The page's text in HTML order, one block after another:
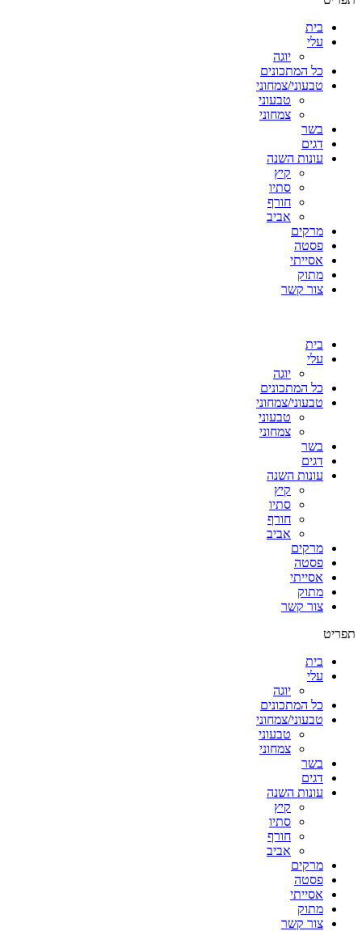
בית
עלי
יוגה
כל המתכונים
טבעוני/צמחוני
טבעוני
צמחוני
בשר
דגים
עונות השנה
קיץ
סתיו
חורף
אביב
מרקים
פסטה
אסייתי
מתוק
צור קשר
בית
עלי
יוגה
כל המתכונים
טבעוני/צמחוני
טבעוני
צמחוני
בשר
דגים
עונות השנה
קיץ
סתיו
חורף
אביב
מרקים
פסטה
אסייתי
מתוק
צור קשר
תפריט
בית
עלי
יוגה
כל המתכונים
טבעוני/צמחוני
טבעוני
צמחוני
בשר
דגים
עונות השנה
קיץ
סתיו
חורף
אביב
מרקים
פסטה
אסייתי
מתוק
צור קשר